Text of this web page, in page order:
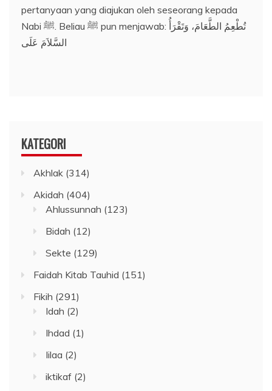
pertanyaan yang diajukan oleh seseorang kepada
Nabi ﷺ. Beliau ﷺ pun menjawab: تُطْعِمُ الطَّعَامَ، وَتَقْرَأُ
السَّلاَمَ عَلَى
KATEGORI
Akhlak (314)
Akidah (404)
Ahlussunnah (123)
Bidah (12)
Sekte (129)
Faidah Kitab Tauhid (151)
Fikih (291)
Idah (2)
Ihdad (1)
Iilaa (2)
iktikaf (2)